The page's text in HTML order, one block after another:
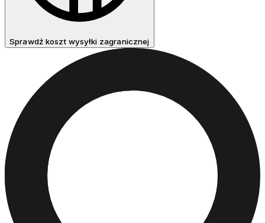
Sprawdź koszt wysyłki zagranicznej